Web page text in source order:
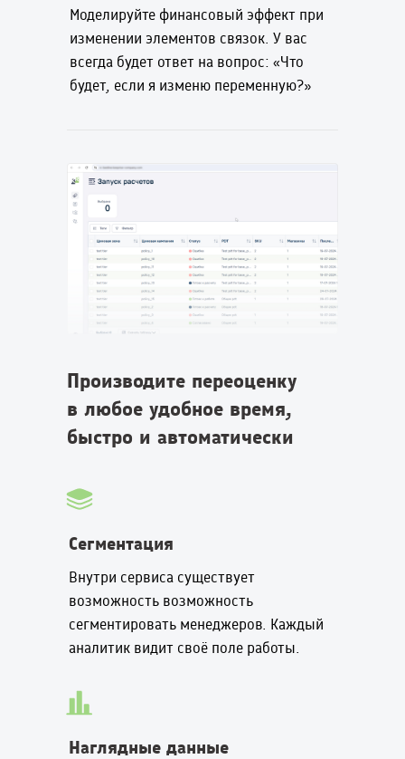
Производите переоценку
в любое удобное время,
быстро и автоматически
Сегментация
Внутри сервиса существует
возможность возможность
сегментировать менеджеров. Каждый
аналитик видит своё поле работы.
Моделируйте финансовый эффект при
изменении элементов связок. У вас
всегда будет ответ на вопрос: «Что
будет, если я изменю переменную?»
Наглядные данные